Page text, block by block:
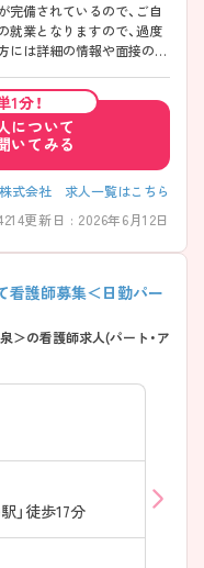
1分！
について
いてみる
式会社 求人一覧はこちら
更新日 : 2026年6月12日
看護師募集＜日勤パー
の看護師求人(パート・ア
」徒歩17分